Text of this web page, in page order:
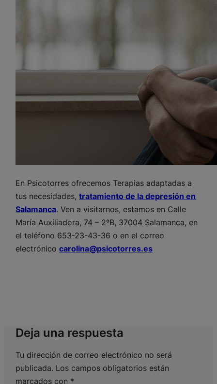
En Psicotorres ofrecemos Terapias adaptadas a
tus necesidades, tratamiento de la depresión en
Salamanca. Ven a visitarnos, estamos en Calle
María Auxiliadora, 74 – 2ºB, 37004 Salamanca, en
el teléfono 653-23-43-36 o en el correo
electrónico carolina@psicotorres.es
Deja una respuesta
Tu dirección de correo electrónico no será
publicada. Los campos obligatorios están
marcados con *